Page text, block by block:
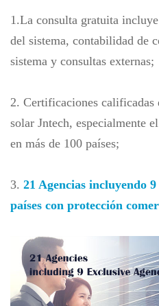
1.La consulta gratuita
del sistema, contabilidad de
sistema y consultas externas;
2. Certificaciones calificadas
solar Jntech, especialmente
en más de 100 países;
3. 21 Agencias incluyendo
países con protección